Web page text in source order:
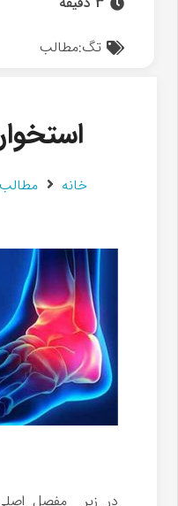
تگ:مطالب
خانه مطالب
در زیر مفصل